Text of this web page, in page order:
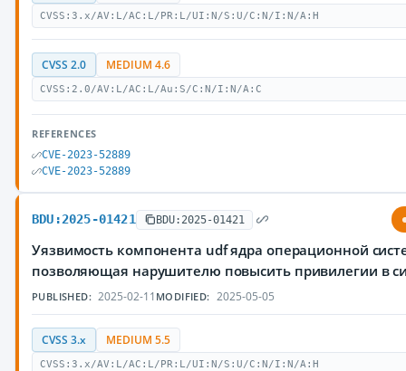
CVSS:3.x/AV:L/AC:L/PR:L/UI:N/S:U/C:N/I:N/A:H
CVSS 2.0 MEDIUM 4.6
CVSS:2.0/AV:L/AC:L/Au:S/C:N/I:N/A:C
REFERENCES
CVE-2023-52889
CVE-2023-52889
BDU:2025-01421 BDU:2025-01421
Уязвимость компонента udf ядра операционной
позволяющая нарушителю повысить привилегии в
PUBLISHED: 2025-02-11 MODIFIED: 2025-05-05
CVSS 3.x MEDIUM 5.5
CVSS:3.x/AV:L/AC:L/PR:L/UI:N/S:U/C:N/I:N/A:H